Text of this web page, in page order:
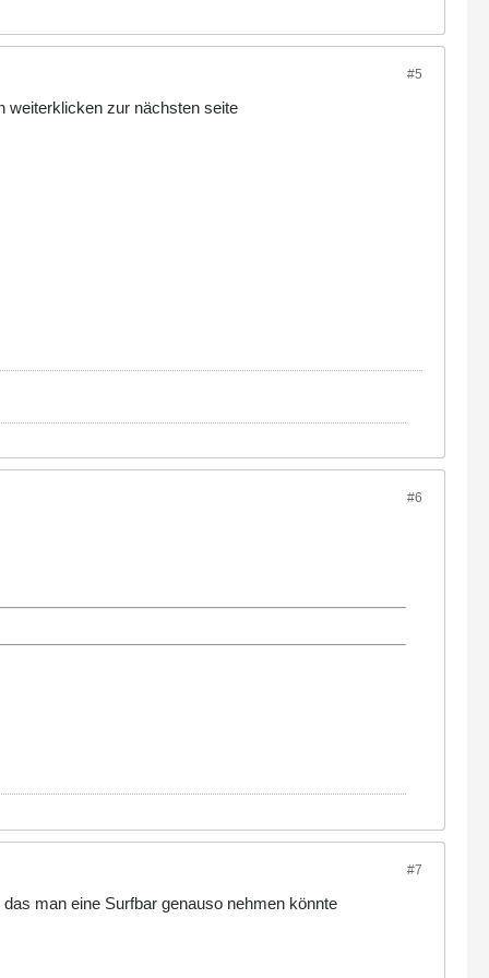
#5
weiterklicken zur nächsten seite
#6
#7
man eine Surfbar genauso nehmen könnte